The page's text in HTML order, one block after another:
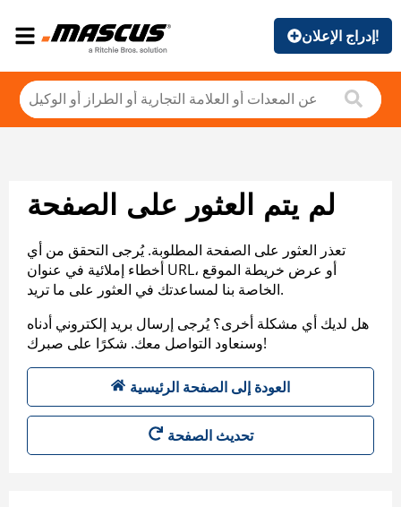
إدراج الإعلان!
لم يتم العثور على الصفحة
تعذر العثور على الصفحة المطلوبة. يُرجى التحقق من أي
أخطاء إملائية في عنوان URL، أو عرض خريطة الموقع
الخاصة بنا لمساعدتك في العثور على ما تريد.
هل لديك أي مشكلة أخرى؟ يُرجى إرسال بريد إلكتروني أدناه
وسنعاود التواصل معك. شكرًا على صبرك!
العودة إلى الصفحة الرئيسية
تحديث الصفحة